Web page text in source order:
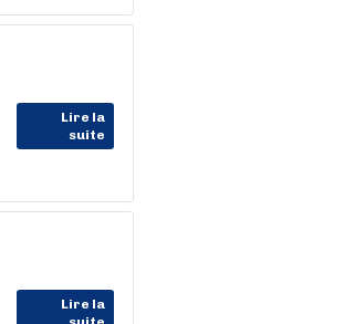
Lire la
suite
Lire la